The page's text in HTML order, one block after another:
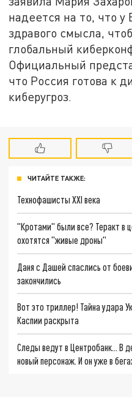
надеется на то, что у
здравого смысла,
глобальный
Официальный
что Россия готова к
киберугроз.
ЧИТАЙТЕ ТАКЖЕ:
Технофашисты XXI века
"Кротами" были все? Теракт в
охотятся "живые дроны"
Даня с Дашей спаслись от
закончились
Вот это триллер! Тайна удара
Каспии раскрыта
Следы ведут в Центробанк… В
новый персонаж. И он уже в